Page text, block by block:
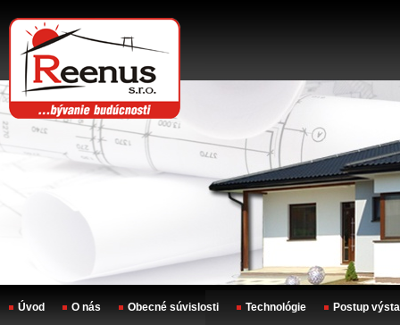
Úvod O nás Obecné súvislosti Technológie Postup